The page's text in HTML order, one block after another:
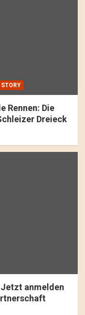
Rennen: Die
Dreieck
anmelden